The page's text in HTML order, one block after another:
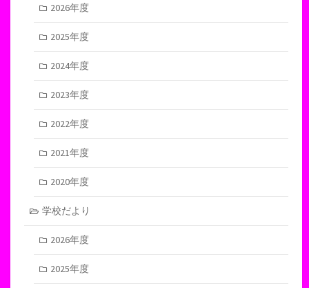
2026年度
2025年度
2024年度
2023年度
2022年度
2021年度
2020年度
学校だより
2026年度
2025年度